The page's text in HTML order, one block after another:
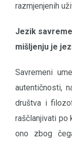
razmjenjenih
Jezik
mišljenju je
Savremeni
autentičnosti,
društva i
raščlanjivati po
ono zbog